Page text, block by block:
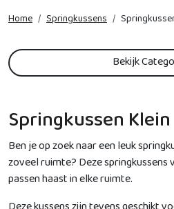
Home Springkussens
Bekijk
Springkussen Klein
Ben je op zoek naar een leuk
zoveel ruimte? Deze
passen haast in elke ruimte.